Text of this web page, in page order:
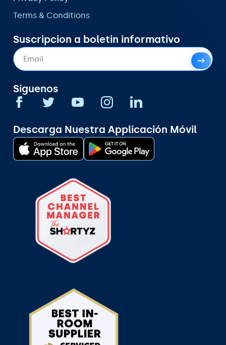
Terms & Conditions
Suscripcion a boletin informativo
Síguenos
Descarga Nuestra Applicación Móvil